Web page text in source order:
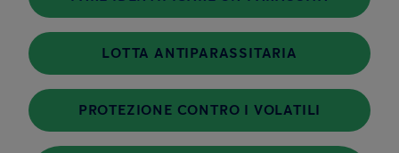
LOTTA ANTIPARASSITARIA
PROTEZIONE CONTRO I VOLATILI